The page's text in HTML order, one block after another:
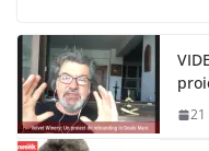
21